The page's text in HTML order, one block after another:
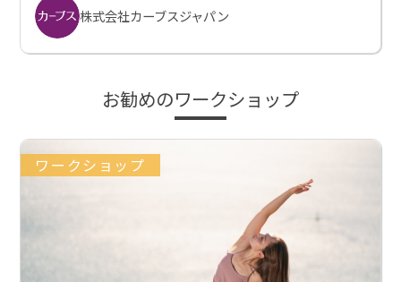
株式会社カーブスジャパン
お勧めのワークショップ
ワークショップ